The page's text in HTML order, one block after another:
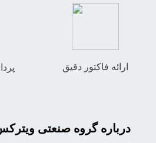
ارائه فاکتور دقیق
درباره گروه صنعتی